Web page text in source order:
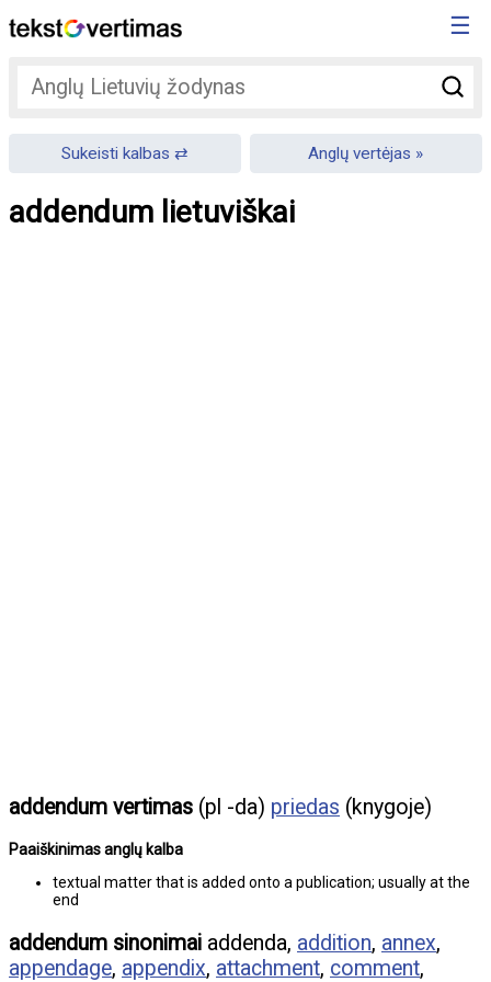
☰
Sukeisti kalbas Anglų vertėjas
addendum lietuviškai
addendum vertimas (pl -da) priedas (knygoje)
Paaiškinimas anglų kalba
textual matter that is added onto a publication; usually at the
end
addendum sinonimai addenda, addition, annex,
appendage, appendix, attachment, comment,